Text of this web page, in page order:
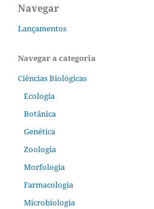
Navegar
Lançamentos
Navegar a categoria
Ciências Biológicas
Ecologia
Botânica
Genética
Zoologia
Morfologia
Farmacologia
Microbiologia